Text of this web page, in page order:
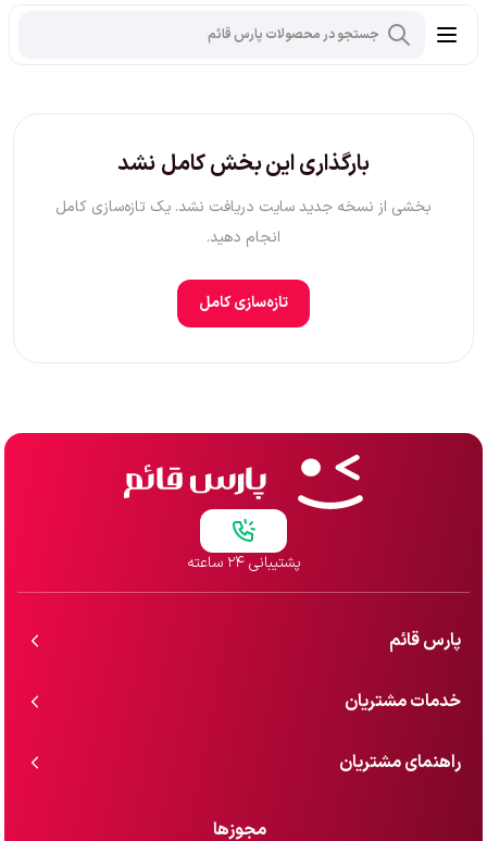
بارگذاری این بخش کامل نشد
بخشی از نسخه جدید سایت دریافت نشد. یک تازه‌سازی کامل
انجام دهید.
تازه‌سازی کامل
پشتیبانی ۲۴ ساعته
پارس قائم
خدمات مشتریان
راهنمای مشتریان
مجوزها